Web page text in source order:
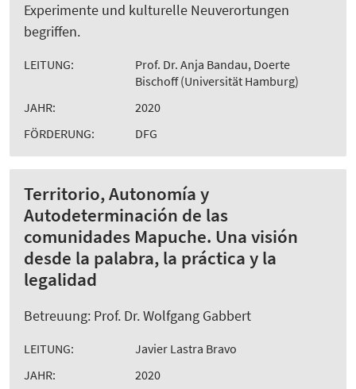
Experimente und kulturelle Neuverortungen
begriffen.
LEITUNG:
Prof. Dr. Anja Bandau, Doerte
Bischoff (Universität Hamburg)
JAHR:
2020
FÖRDERUNG:
DFG
Territorio, Autonomía y
Autodeterminación de las
comunidades Mapuche. Una visión
desde la palabra, la práctica y la
legalidad
Betreuung: Prof. Dr. Wolfgang Gabbert
LEITUNG:
Javier Lastra Bravo
JAHR:
2020